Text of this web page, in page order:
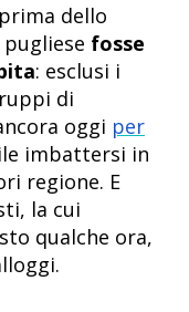
dello
fosse
: esclusi i
di
oggi per
imbattersi in
regione. E
la cui
qualche ora,